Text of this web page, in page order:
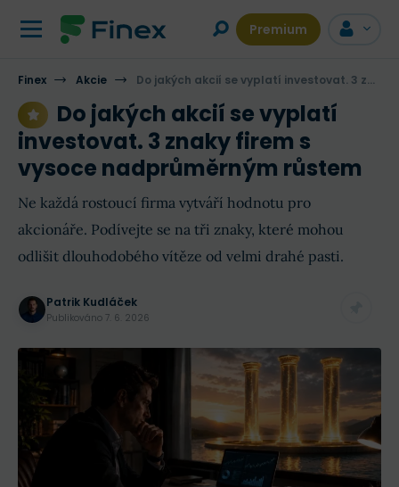
Premium
Finex Akcie Do jakých akcií se vyplatí investovat. 3 znaky firem s vysoce nadprůměrným růstem
Do jakých akcií se vyplatí
investovat. 3 znaky firem s
vysoce nadprůměrným růstem
Ne každá rostoucí firma vytváří hodnotu pro
akcionáře. Podívejte se na tři znaky, které mohou
odlišit dlouhodobého vítěze od velmi drahé pasti.
Patrik Kudláček
Publikováno 7. 6. 2026